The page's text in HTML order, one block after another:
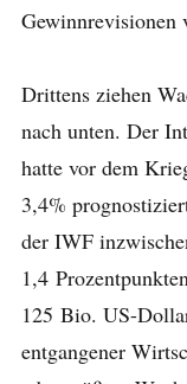
Gewinnrevisionen
Drittens ziehen
nach unten. Der
hatte vor dem
3,4%
der IWF
1,4
125 Bio. US-
entgangener